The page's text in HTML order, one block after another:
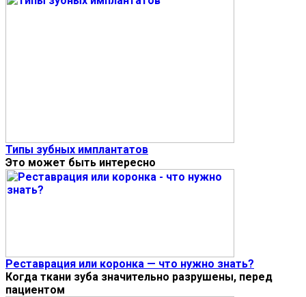
Типы зубных имплантатов
Это может быть интересно
Реставрация или коронка — что нужно знать?
Когда ткани зуба значительно разрушены, перед
пациентом